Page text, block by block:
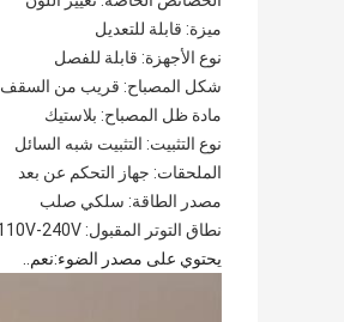
ميزة: قابلة للتعديل
نوع الأجهزة: قابلة للفصل
شكل المصباح: قريب من السقف
مادة ظل المصباح: بلاستيك
نوع التثبيت: التثبيت شبه السائل
الملحقات: جهاز التحكم عن بعد
مصدر الطاقة: سلكي صلب
نطاق التوتر المقبول: 110V-240V
يحتوي على مصدر الضوء:نعم..